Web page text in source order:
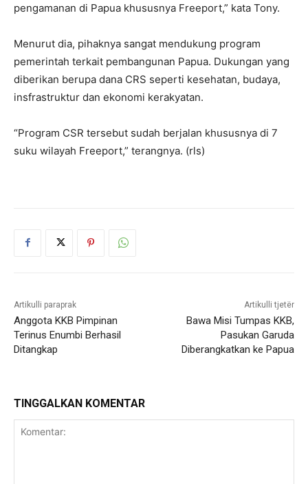
pengamanan di Papua khususnya Freeport,” kata Tony.
Menurut dia, pihaknya sangat mendukung program
pemerintah terkait pembangunan Papua. Dukungan yang
diberikan berupa dana CRS seperti kesehatan, budaya,
insfrastruktur dan ekonomi kerakyatan.
“Program CSR tersebut sudah berjalan khususnya di 7
suku wilayah Freeport,” terangnya. (rls)
Artikulli paraprak
Anggota KKB Pimpinan
Terinus Enumbi Berhasil
Ditangkap
Artikulli tjetër
Bawa Misi Tumpas KKB,
Pasukan Garuda
Diberangkatkan ke Papua
TINGGALKAN KOMENTAR